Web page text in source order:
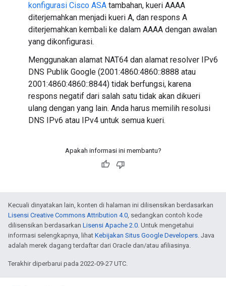
konfigurasi Cisco ASA tambahan, kueri AAAA
diterjemahkan menjadi kueri A, dan respons A
diterjemahkan kembali ke dalam AAAA dengan awalan
yang dikonfigurasi.
Menggunakan alamat NAT64 dan alamat resolver IPv6
DNS Publik Google (2001:4860:4860::8888 atau
2001:4860:4860::8844) tidak berfungsi, karena
respons negatif dari salah satu tidak akan dikueri
ulang dengan yang lain. Anda harus memilih resolusi
DNS IPv6 atau IPv4 untuk semua kueri.
Apakah informasi ini membantu?
Kecuali dinyatakan lain, konten di halaman ini dilisensikan berdasarkan
Lisensi Creative Commons Attribution 4.0, sedangkan contoh kode
dilisensikan berdasarkan Lisensi Apache 2.0. Untuk mengetahui
informasi selengkapnya, lihat Kebijakan Situs Google Developers. Java
adalah merek dagang terdaftar dari Oracle dan/atau afiliasinya.
Terakhir diperbarui pada 2022-09-27 UTC.